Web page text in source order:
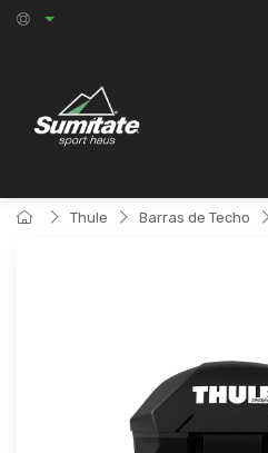
Thule Barras de Techo